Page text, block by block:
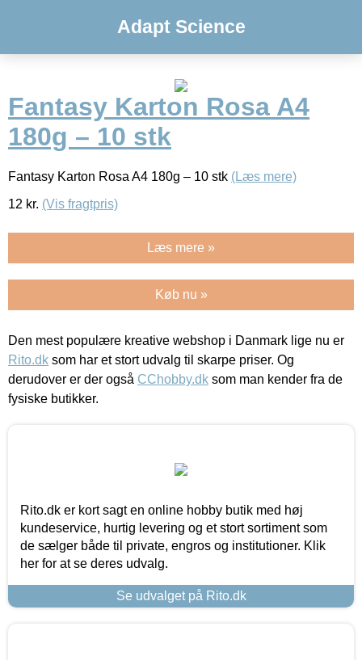
Adapt Science
Fantasy Karton Rosa A4
180g – 10 stk
Fantasy Karton Rosa A4 180g – 10 stk (Læs mere)
12 kr. (Vis fragtpris)
Læs mere »
Køb nu »
Den mest populære kreative webshop i Danmark lige nu er
Rito.dk som har et stort udvalg til skarpe priser. Og
derudover er der også CChobby.dk som man kender fra de
fysiske butikker.
Rito.dk er kort sagt en online hobby butik med høj
kundeservice, hurtig levering og et stort sortiment som
de sælger både til private, engros og institutioner. Klik
her for at se deres udvalg.
Se udvalget på Rito.dk